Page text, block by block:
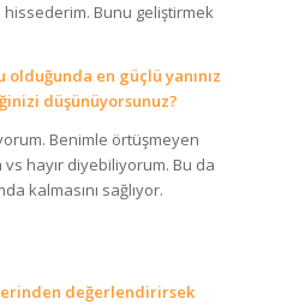
Bunu geliştirmek
en güçlü yanınız
düşünüyorsunuz?
Benimle örtüşmeyen
hayır diyebiliyorum. Bu da
kalmasını sağlıyor.
değerlendirirsek